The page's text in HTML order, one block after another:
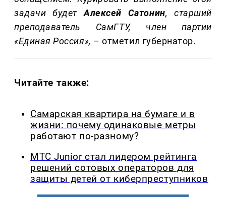
задачи будетАлексей Сатонин,
старший
преподаватель СамГТУ, член партии
«Единая Россия», – отметил губернатор.
Читайте также:
Самарская квартира на бумаге и в
жизни: почему одинаковые метры
работают по-разному?
МТС Junior стал лидером рейтинга
решений сотовых операторов для
защиты детей от киберпреступников